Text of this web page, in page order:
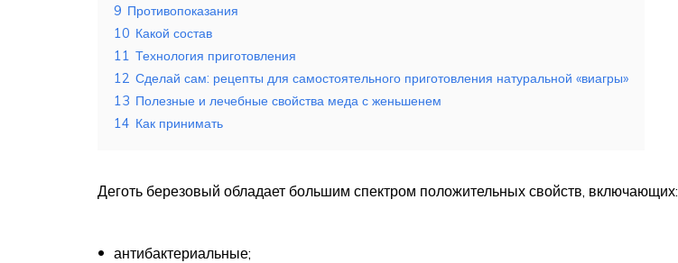
9 Противопоказания
10 Какой состав
11 Технология приготовления
12 Сделай сам: рецепты для самостоятельного приготовления натуральной «виагры»
13 Полезные и лечебные свойства меда с женьшенем
14 Как принимать
Деготь березовый обладает большим спектром положительных свойств, включающих:
антибактериальные;